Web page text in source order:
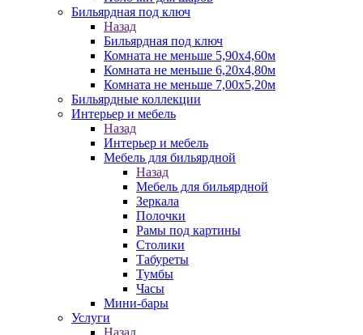
Бильярдная под ключ
Назад
Бильярдная под ключ
Комната не меньше 5,90х4,60м
Комната не меньше 6,20х4,80м
Комната не меньше 7,00х5,20м
Бильярдные коллекции
Интерьер и мебель
Назад
Интерьер и мебель
Мебель для бильярдной
Назад
Мебель для бильярдной
Зеркала
Полочки
Рамы под картины
Столики
Табуреты
Тумбы
Часы
Мини-бары
Услуги
Назад